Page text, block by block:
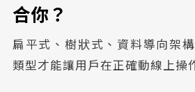
合你？
扁平式、樹狀式、資料導向架
類型才能讓用戶在正確動線上操